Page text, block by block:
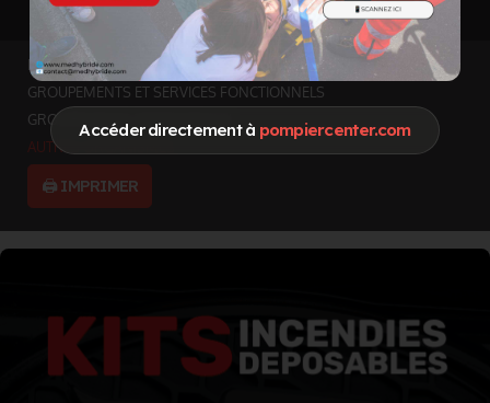
Accéder directement à pompiercenter.com
Informations mises à jour le 19 mai 2026
INFOS GÉNÉRALES
GROUPEMENTS ET SERVICES FONCTIONNELS
GROUPEMENTS TERRITORIAUX
AUTRES ORGANISMES
🖨️ IMPRIMER